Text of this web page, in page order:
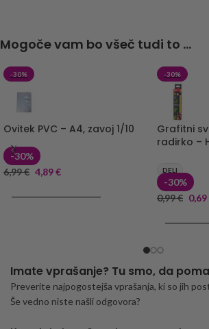
Mogoče vam bo všeč tudi to ...
-30%
Ovitek PVC – A4, zavoj 1/10
-30%
6,99€ 4,89€
-30%
Grafitni
radirko –
DELI
-30%
0,99€ 0,69
Imate vprašanje? Tu smo, da
Preverite najpogostejša vprašanja, ki so jih
Še vedno niste našli odgovora?